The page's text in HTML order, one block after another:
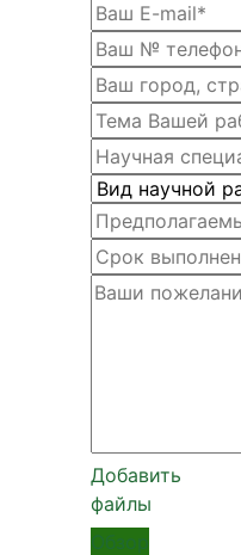
Добавить
файлы
Обзор